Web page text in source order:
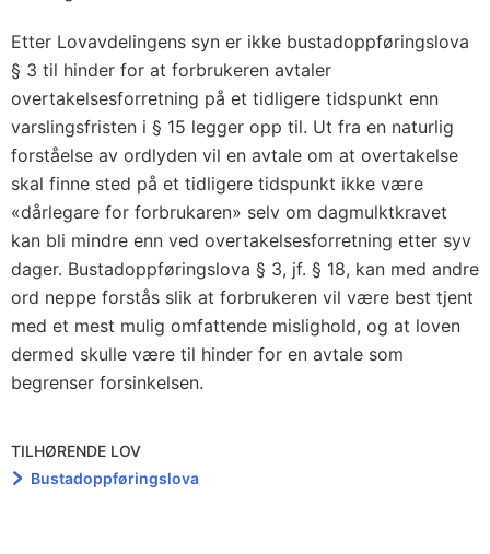
Etter Lovavdelingens syn er ikke bustadoppføringslova
§ 3 til hinder for at forbrukeren avtaler
overtakelsesforretning på et tidligere tidspunkt enn
varslingsfristen i § 15 legger opp til. Ut fra en naturlig
forståelse av ordlyden vil en avtale om at overtakelse
skal finne sted på et tidligere tidspunkt ikke være
«dårlegare for forbrukaren» selv om dagmulktkravet
kan bli mindre enn ved overtakelsesforretning etter syv
dager. Bustadoppføringslova § 3, jf. § 18, kan med andre
ord neppe forstås slik at forbrukeren vil være best tjent
med et mest mulig omfattende mislighold, og at loven
dermed skulle være til hinder for en avtale som
begrenser forsinkelsen.
TILHØRENDE LOV
Bustadoppføringslova